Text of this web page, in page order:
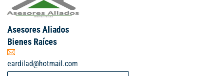
Asesores Aliados
Bienes Raíces
eardilad@hotmail.com